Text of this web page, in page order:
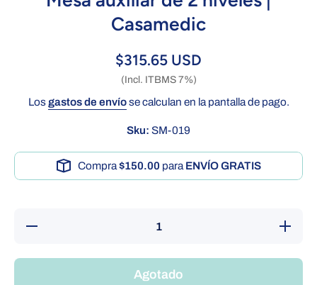
Casamedic
$315.65 USD
(Incl. ITBMS 7%)
Losgastos de envíose calculan en la pantalla de pago.
Sku: SM-019
Compra$150.00 para ENVÍO GRATIS
Reducir
cantidad
2
Agotado